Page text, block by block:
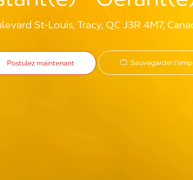
St-Louis, Tracy, QC J3R 4M7,
Postulez maintenant Sauvegarder